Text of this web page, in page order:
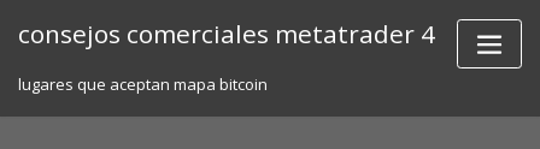
consejos comerciales metatrader 4
lugares que aceptan mapa bitcoin